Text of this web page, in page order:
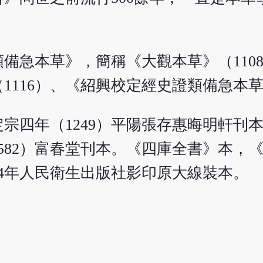
急本草》，簡稱《大觀本草》（
）、《紹興校定經史證類備急本
四年（1249）平陽張存惠晦明軒刊
）富春堂刊本。《四庫全書》本，
人民衛生出版社影印原大線裝本。